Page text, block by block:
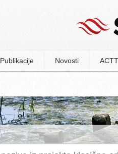
Publikacije Novosti